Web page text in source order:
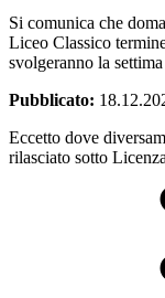
Si comunica che
Liceo Classico
svolgeranno la
Pubblicato:
Eccetto dove
rilasciato sotto